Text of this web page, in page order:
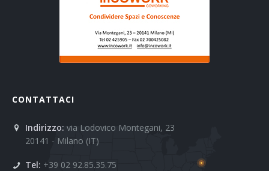
CONTATTACI
Indirizzo: via Lodovico Montegani, 23
20141 - Milano (IT)
Tel: +39 02 92.85.35.75